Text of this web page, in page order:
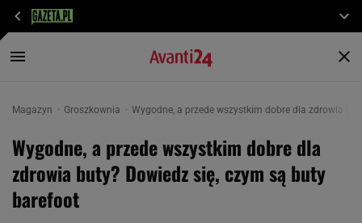
Magazyn Groszkownia Wygodne, a przede wszystkim dobre dla zdrowia
Wygodne, a przede wszystkim dobre dla
zdrowia buty? Dowiedz się, czym są buty
barefoot